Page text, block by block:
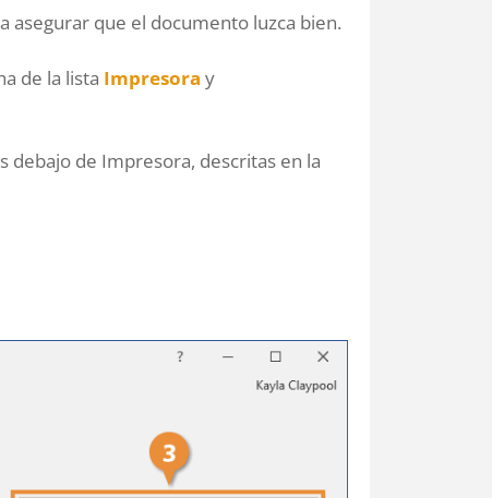
asegurar que el documento luzca bien.
de la lista Impresora y
debajo de Impresora, descritas en la